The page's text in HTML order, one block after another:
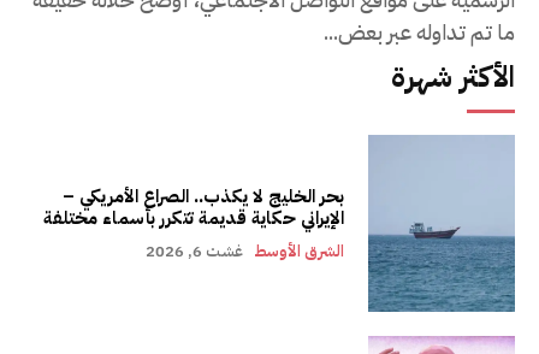
ما تم تداوله عبر بعض...
الأكثر شهرة
بحر الخليج لا يكذب.. الصراع الأمريكي –
الإيراني حكاية قديمة تتكرر بأسماء مختلفة
الشرق الأوسط غشت 6, 2026